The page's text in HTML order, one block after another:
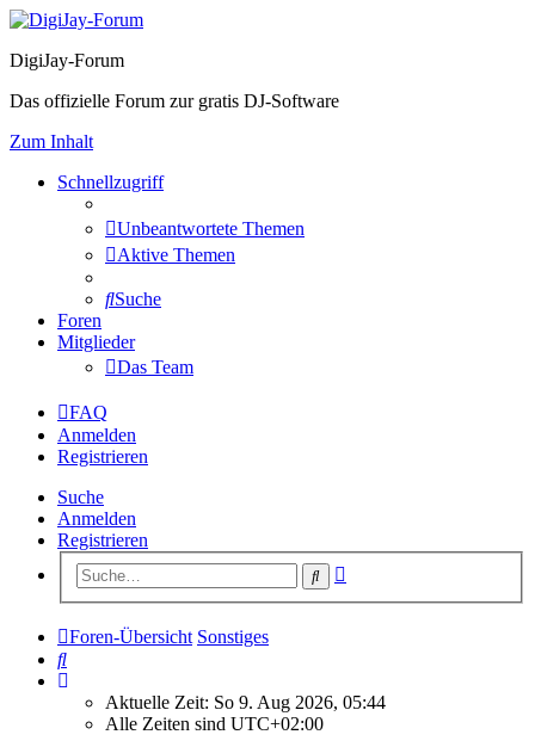
DigiJay-Forum
Das offizielle Forum zur gratis DJ-Software
Zum Inhalt
Schnellzugriff
Unbeantwortete Themen
Aktive Themen
Suche
Foren
Mitglieder
Das Team
FAQ
Anmelden
Registrieren
Suche
Anmelden
Registrieren
Suche
Foren-Übersicht Sonstiges
Suche
Aktuelle Zeit: So 9. Aug 2026, 05:44
Alle Zeiten sind UTC+02:00